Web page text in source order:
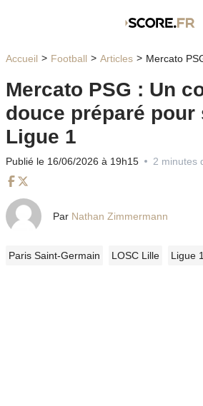
Accueil Football Articles Mercato PSG : Un
Mercato PSG : Un
douce préparé pour
Ligue 1
Publié le 16/06/2026 à 19h15 2 minutes
Par Nathan Zimmermann
Paris Saint-Germain LOSC Lille Ligue 1